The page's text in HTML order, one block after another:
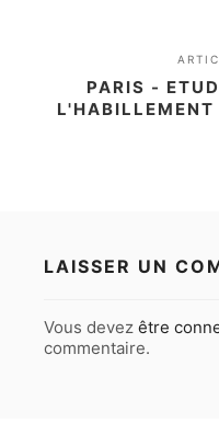
PARIS -
LAISSER UN
Vous devez être
commentaire.